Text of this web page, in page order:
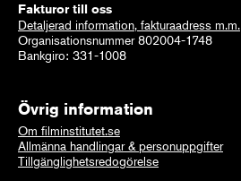
Fakturor till oss
Detaljerad information, fakturaadress m.m.
Organisationsnummer 802004-1748
Bankgiro: 331-1008
Övrig information
Om filminstitutet.se
Allmänna handlingar & personuppgifter
Tillgänglighetsredogörelse